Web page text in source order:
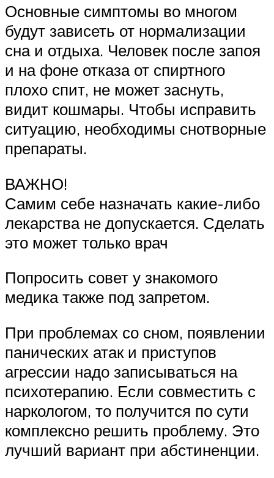
Основные симптомы во многом
будут зависеть от нормализации
сна и отдыха. Человек после запоя
и на фоне отказа от спиртного
плохо спит, не может заснуть,
видит кошмары. Чтобы исправить
ситуацию, необходимы снотворные
препараты.
ВАЖНО!
Самим себе назначать какие-либо
лекарства не допускается. Сделать
это может только врач
Попросить совет у знакомого
медика также под запретом.
При проблемах со сном, появлении
панических атак и приступов
агрессии надо записываться на
психотерапию. Если совместить с
наркологом, то получится по сути
комплексно решить проблему. Это
лучший вариант при абстиненции.